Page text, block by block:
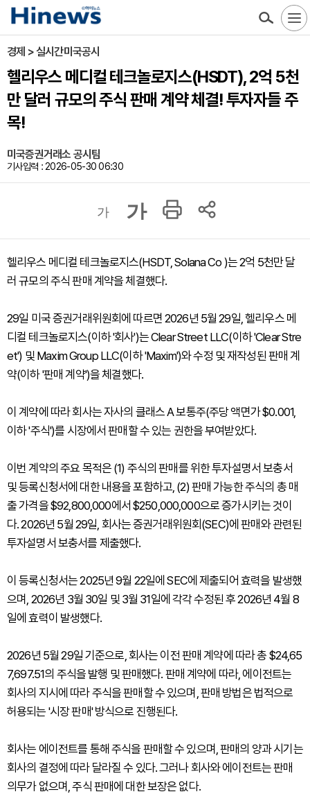
경제 > 실시간미국공시
헬리우스 메디컬 테크놀로지스(HSDT), 2억 5천
만 달러 규모의 주식 판매 계약 체결! 투자자들 주
목!
미국증권거래소 공시팀
기사입력 : 2026-05-30 06:30
가 가
헬리우스 메디컬 테크놀로지스(HSDT, Solana Co )는 2억 5천만 달
러 규모의 주식 판매 계약을 체결했다.
29일 미국 증권거래위원회에 따르면 2026년 5월 29일, 헬리우스 메
디컬 테크놀로지스(이하 '회사')는 Clear Street LLC(이하 'Clear Stre
et') 및 Maxim Group LLC(이하 'Maxim')와 수정 및 재작성된 판매 계
약(이하 '판매 계약')을 체결했다.
이 계약에 따라 회사는 자사의 클래스 A 보통주(주당 액면가 $0.001,
이하 '주식')를 시장에서 판매할 수 있는 권한을 부여받았다.
이번 계약의 주요 목적은 (1) 주식의 판매를 위한 투자설명서 보충서
및 등록신청서에 대한 내용을 포함하고, (2) 판매 가능한 주식의 총 매
출 가격을 $92,800,000에서 $250,000,000으로 증가시키는 것이
다. 2026년 5월 29일, 회사는 증권거래위원회(SEC)에 판매와 관련된
투자설명서 보충서를 제출했다.
이 등록신청서는 2025년 9월 22일에 SEC에 제출되어 효력을 발생했
으며, 2026년 3월 30일 및 3월 31일에 각각 수정된 후 2026년 4월 8
일에 효력이 발생했다.
2026년 5월 29일 기준으로, 회사는 이전 판매 계약에 따라 총 $24,65
7,697.51의 주식을 발행 및 판매했다. 판매 계약에 따라, 에이전트는
회사의 지시에 따라 주식을 판매할 수 있으며, 판매 방법은 법적으로
허용되는 '시장 판매' 방식으로 진행된다.
회사는 에이전트를 통해 주식을 판매할 수 있으며, 판매의 양과 시기는
회사의 결정에 따라 달라질 수 있다. 그러나 회사와 에이전트는 판매
의무가 없으며, 주식 판매에 대한 보장은 없다.